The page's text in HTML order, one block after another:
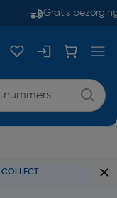
Gratis bezorging